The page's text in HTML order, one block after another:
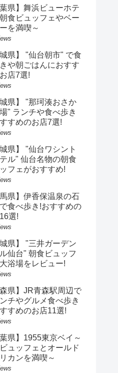
葉県】舞浜ビューホテ
食ビュッフェやベー
を満喫～
城県】 "仙台朝市" で食
や朝ごはんにおすす
店7選!
城県】 "那珂湊おさか
" ランチや食べ歩き
すめのお店7選!
城県】 "仙台ワシント
ル" 仙台名物の朝食
フェがおすすめ!
馬県】伊香保温泉の石
食べ歩き!おすすめの
選!
城県】 "三井ガーデン
仙台" 朝食ビュッフ
浴場をレビュー!
森県】JR青森駅周辺で
チやグルメ食べ歩き
すめのお店11選!
葉県】1955東京ベイ～
ュッフェとオールド
カンを満喫～